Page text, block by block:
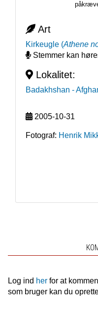
Art
Kirkeugle (Athene
Stemmer kan
Lokalitet:
Badakhshan -
2005-10-31
Fotograf: Henrik
Log ind herfor at
som bruger kan du